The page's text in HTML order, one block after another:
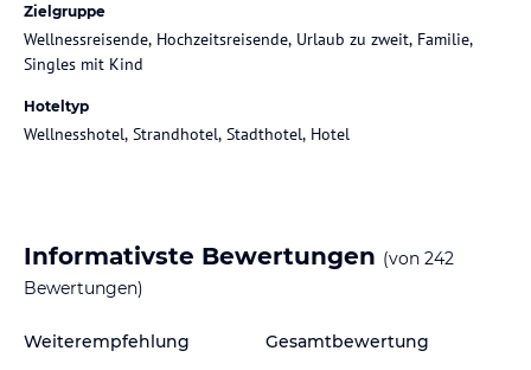
Zielgruppe
Wellnessreisende, Hochzeitsreisende, Urlaub zu zweit, Familie,
Singles mit Kind
Hoteltyp
Wellnesshotel, Strandhotel, Stadthotel, Hotel
Informativste Bewertungen (von 242
Bewertungen)
Weiterempfehlung Gesamtbewertung